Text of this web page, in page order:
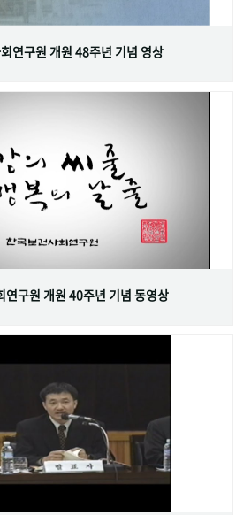
연구원 개원 48주년 기념 영상
연구원 개원 40주년 기념 동영상